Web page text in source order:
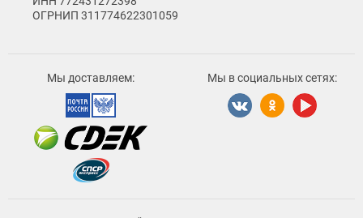
ОГРНИП 311774622301059
Мы доставляем: Мы в социальных сетях: